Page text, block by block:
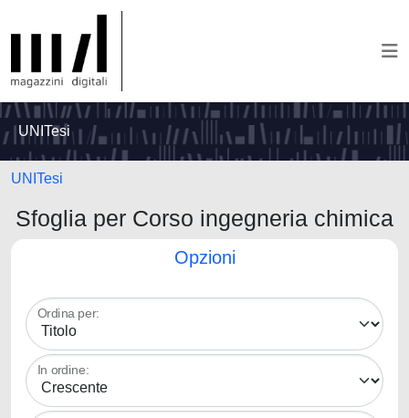
UNITesi
UNITesi
Sfoglia per Corso ingegneria chimica
Opzioni
Ordina per:
In ordine: